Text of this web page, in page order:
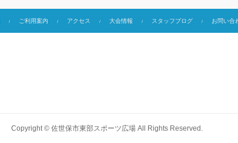
ご利用案内 アクセス 大会情報 スタッフブログ お問い合
Copyright © 佐世保市東部スポーツ広場 All Rights Reserved.